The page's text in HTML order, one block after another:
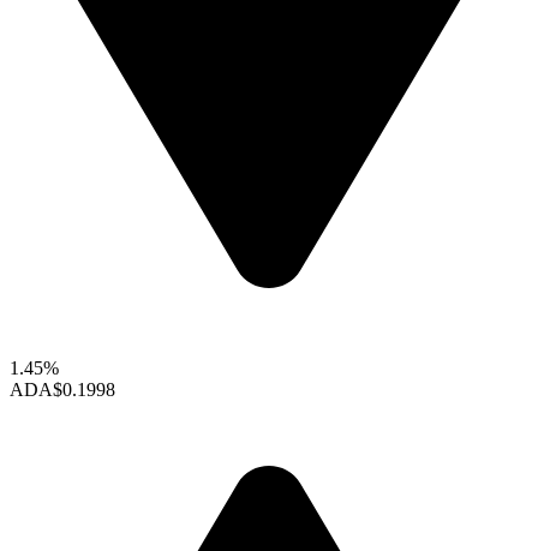
1.45%
ADA$0.1998